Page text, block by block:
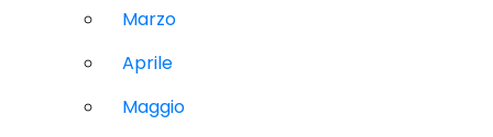
Marzo
Aprile
Maggio